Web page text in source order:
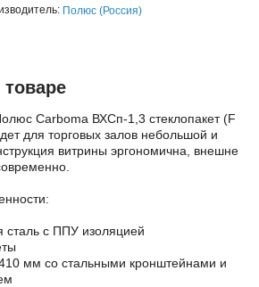
Полюс (Россия)
Carboma ВХСп-1,3 стеклопакет (F
для торговых залов небольшой и
витрины эргономична, внешне
сталь с ППУ изоляцией
мм со стальными кронштейнами и